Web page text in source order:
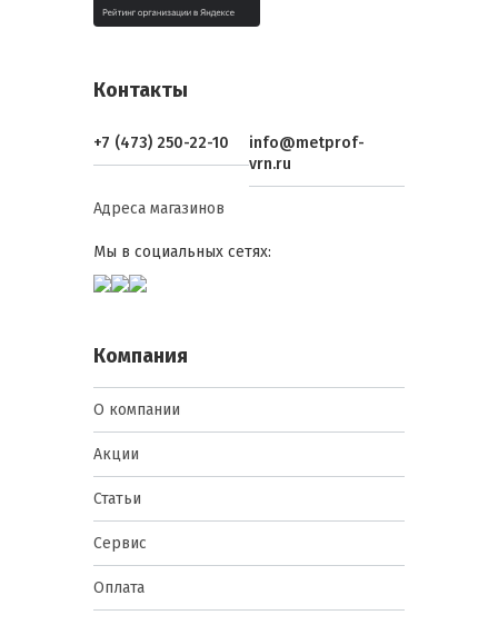
Контакты
+7 (473) 250-22-10
info@metprof-
vrn.ru
Адреса магазинов
Мы в социальных сетях:
Компания
О компании
Акции
Статьи
Сервис
Оплата